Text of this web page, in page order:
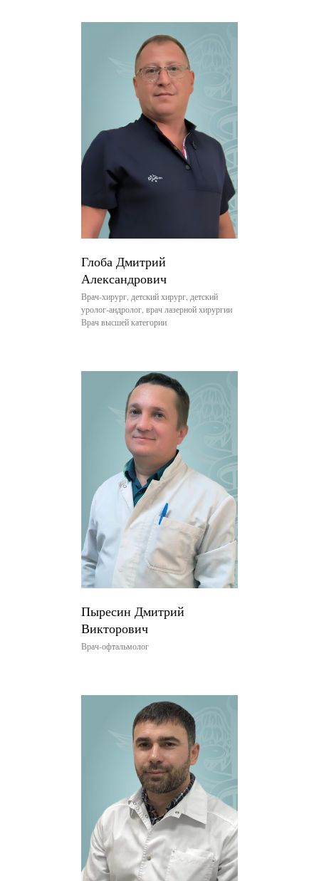
Глоба Дмитрий
Александрович
Врач-хирург, детский хирург, детский
уролог-андролог, врач лазерной хирургии
Врач высшей категории
Пыресин Дмитрий
Викторович
Врач-офтальмолог